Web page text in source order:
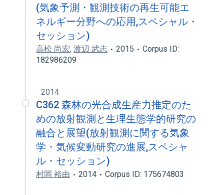
(気象予測・観測技術の再生可能エ
ネルギー分野への応用,スペシャル・
セッション)
高松 尚宏, 渡辺 武志 2015
Corpus ID:
182986209
2014
C362 森林の光合成生産力推定のた
めの放射観測と生理生態学的研究の
融合と展望(放射観測に関する気象
学・気候変動研究の進展,スペシャ
ル・セッション)
村岡 裕由 2014 Corpus ID: 175674803